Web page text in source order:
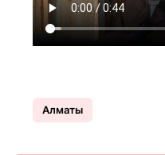
Алматы